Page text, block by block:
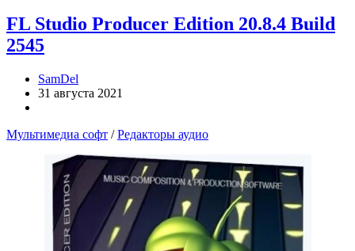
FL Studio Producer Edition 20.8.4 Build
2545
SamDel
31 августа 2021
Мультимедиа софт /Редакторы аудио